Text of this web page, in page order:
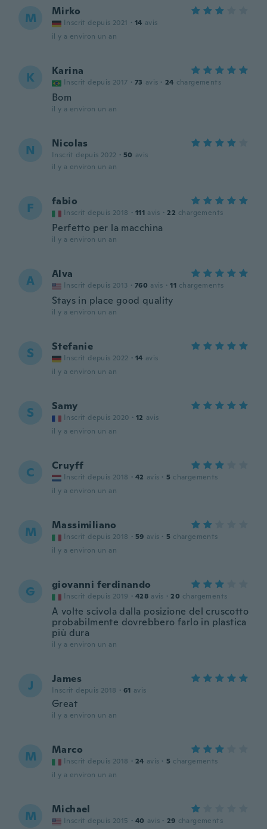
M Mirko
Inscrit depuis 2021 · 14 avis
il y a environ un an
K Karina
Inscrit depuis 2017 · 73 avis · 24 chargements
Bom
il y a environ un an
N Nicolas
Inscrit depuis 2022 · 50 avis
il y a environ un an
F fabio
Inscrit depuis 2018 · 111 avis · 22 chargements
Perfetto per la macchina
il y a environ un an
A Alva
Inscrit depuis 2013 · 760 avis · 11 chargements
Stays in place good quality
il y a environ un an
S Stefanie
Inscrit depuis 2022 · 14 avis
il y a environ un an
S Samy
Inscrit depuis 2020 · 12 avis
il y a environ un an
C Cruyff
Inscrit depuis 2018 · 42 avis · 5 chargements
il y a environ un an
M Massimiliano
Inscrit depuis 2018 · 59 avis · 5 chargements
il y a environ un an
G giovanni ferdinando
Inscrit depuis 2019 · 428 avis · 20 chargements
A volte scivola dalla posizione del cruscotto
probabilmente dovrebbero farlo in plastica
più dura
il y a environ un an
J James
Inscrit depuis 2018 · 61 avis
Great
il y a environ un an
M Marco
Inscrit depuis 2018 · 24 avis · 5 chargements
il y a environ un an
M Michael
Inscrit depuis 2015 · 40 avis · 29 chargements